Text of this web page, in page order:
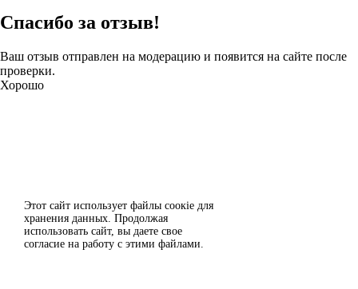
Спасибо за отзыв!
Ваш отзыв отправлен на модерацию и появится на сайте после
проверки.
Хорошо
Этот сайт использует файлы сoокіе для
хранения данных. Продолжая
использовать сайт, вы даете свое
согласие на работу с этими файлами.